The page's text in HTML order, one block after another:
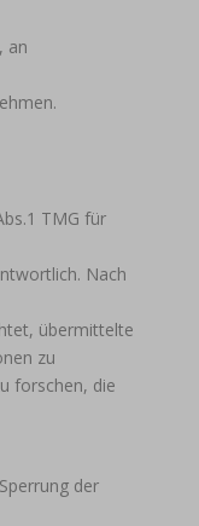
an
TMG für
Nach
übermittelte
zu
forschen, die
der